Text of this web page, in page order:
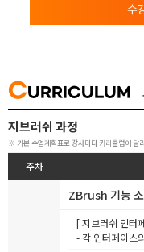
수
CURRICULUM
지브러쉬 과정
※ 기본 수업계획표로 강사마다 커리큘럼이 달
주차
ZBrush 기능
[ 지브러쉬 인터
- 각 인터페이스